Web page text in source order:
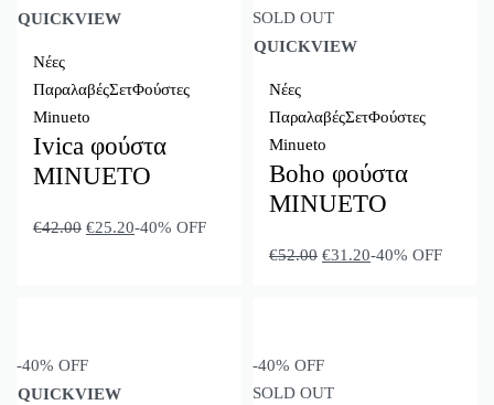
QUICKVIEW
Νέες
ΠαραλαβέςΣετΦούστες
Minueto
Ivica φούστα
MINUETO
€42.00 €25.20-40% OFF
SOLD OUT
QUICKVIEW
Νέες
ΠαραλαβέςΣετΦούστες
Minueto
Boho φούστα
MINUETO
€52.00 €31.20-40% OFF
-40% OFF
QUICKVIEW
-40% OFF
SOLD OUT